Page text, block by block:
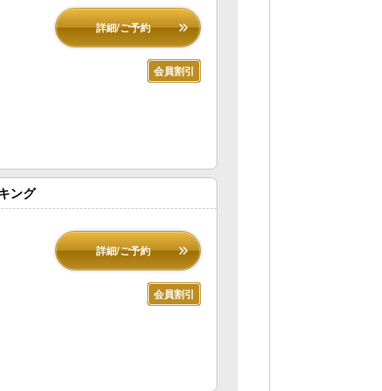
詳細/ご予約
会員割引
ング
詳細/ご予約
会員割引